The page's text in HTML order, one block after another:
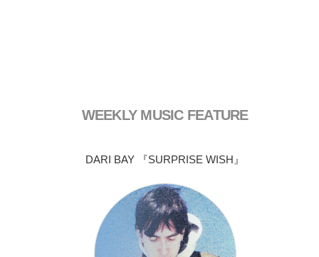
WEEKLY MUSIC FEATURE
DARI BAY 『SURPRISE WISH』